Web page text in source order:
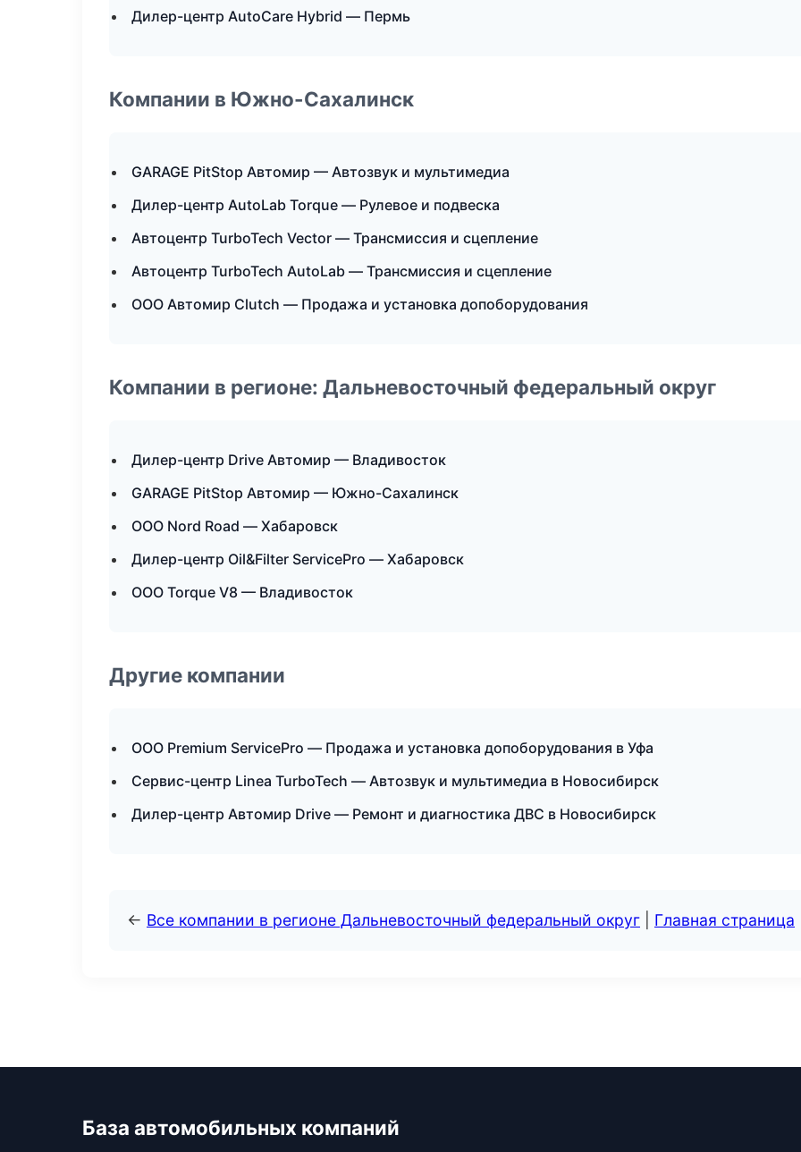
Дилер-центр AutoCare Hybrid — Пермь
Компании в Южно-Сахалинск
GARAGE PitStop Автомир — Автозвук и мультимедиа
Дилер-центр AutoLab Torque — Рулевое и подвеска
Автоцентр TurboTech Vector — Трансмиссия и сцепление
Автоцентр TurboTech AutoLab — Трансмиссия и сцепление
ООО Автомир Clutch — Продажа и установка допоборудования
Компании в регионе: Дальневосточный федеральный округ
Дилер-центр Drive Автомир — Владивосток
GARAGE PitStop Автомир — Южно-Сахалинск
ООО Nord Road — Хабаровск
Дилер-центр Oil&Filter ServicePro — Хабаровск
ООО Torque V8 — Владивосток
Другие компании
ООО Premium ServicePro — Продажа и установка допоборудования в Уфа
Сервис-центр Linea TurboTech — Автозвук и мультимедиа в Новосибирск
Дилер-центр Автомир Drive — Ремонт и диагностика ДВС в Новосибирск
← Все компании в регионе Дальневосточный федеральный округ Главная страница
База автомобильных компаний